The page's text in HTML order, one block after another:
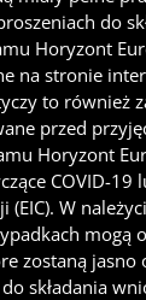
do
Horyzont
na stronie
to również
przed
Horyzont
COVID-19
(EIC). W
mogą
zostaną jasno
składania